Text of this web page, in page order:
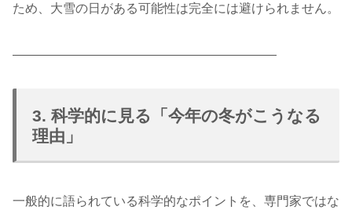
ため、大雪の日がある可能性は完全には避けられません。
―――――――――――――――――――――
3. 科学的に見る「今年の冬がこうなる
理由」
一般的に語られている科学的なポイントを、専門家ではな